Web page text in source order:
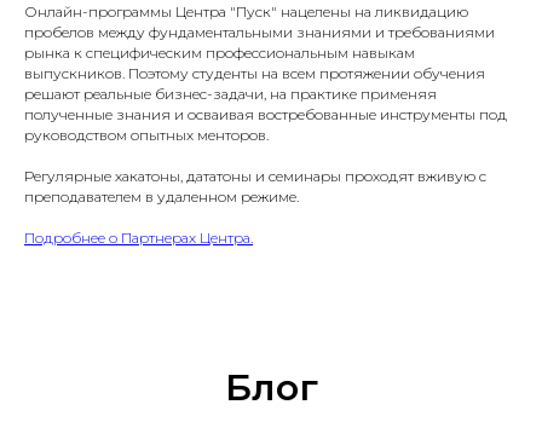
Онлайн-программы Центра "Пуск" нацелены на ликвидацию
пробелов между фундаментальными знаниями и требованиями
рынка к специфическим профессиональным навыкам
выпускников. Поэтому студенты на всем протяжении обучения
решают реальные бизнес-задачи, на практике применяя
полученные знания и осваивая востребованные инструменты под
руководством опытных менторов.
Регулярные хакатоны, дататоны и семинары проходят вживую с
преподавателем в удаленном режиме.
Подробнее о Партнерах Центра.
Блог